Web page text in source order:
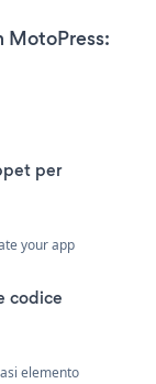
MotoPress:
per
your app
codice
elemento